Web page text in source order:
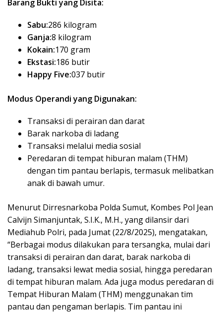
Barang Bukti yang Disita:
Sabu:286 kilogram
Ganja:8 kilogram
Kokain:170 gram
Ekstasi:186 butir
Happy Five:037 butir
Modus Operandi yang Digunakan:
Transaksi di perairan dan darat
Barak narkoba di ladang
Transaksi melalui media sosial
Peredaran di tempat hiburan malam (THM)
dengan tim pantau berlapis, termasuk melibatkan
anak di bawah umur.
Menurut Dirresnarkoba Polda Sumut, Kombes Pol Jean
Calvijn Simanjuntak, S.I.K., M.H., yang dilansir dari
Mediahub Polri, pada Jumat (22/8/2025), mengatakan,
“Berbagai modus dilakukan para tersangka, mulai dari
transaksi di perairan dan darat, barak narkoba di
ladang, transaksi lewat media sosial, hingga peredaran
di tempat hiburan malam. Ada juga modus peredaran di
Tempat Hiburan Malam (THM) menggunakan tim
pantau dan pengaman berlapis. Tim pantau ini